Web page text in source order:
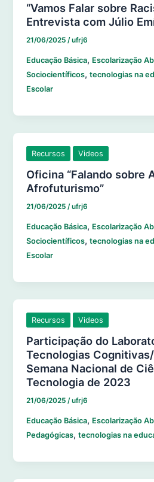
“Vamos Falar sobre
Entrevista com Júlio
21/06/2025 /ufrj6
Educação Básica, Escolarização
Sociocientíficos,tecnologias na
Escolar
Recursos Videos
Oficina “Falando sobre
Afrofuturismo”
21/06/2025 /ufrj6
Educação Básica, Escolarização
Sociocientíficos,tecnologias na
Escolar
Recursos Videos
Participação do
Tecnologias Cognitivas/
Semana Nacional de
Tecnologia de 2023
21/06/2025 /ufrj6
Educação Básica, Escolarização
Pedagógicas,tecnologias na